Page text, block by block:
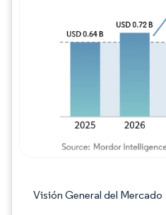
Visión General del Mercado